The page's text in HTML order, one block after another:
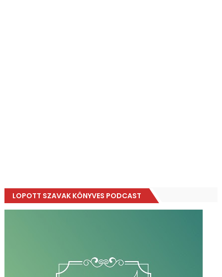
LOPOTT SZAVAK KÖNYVES PODCAST